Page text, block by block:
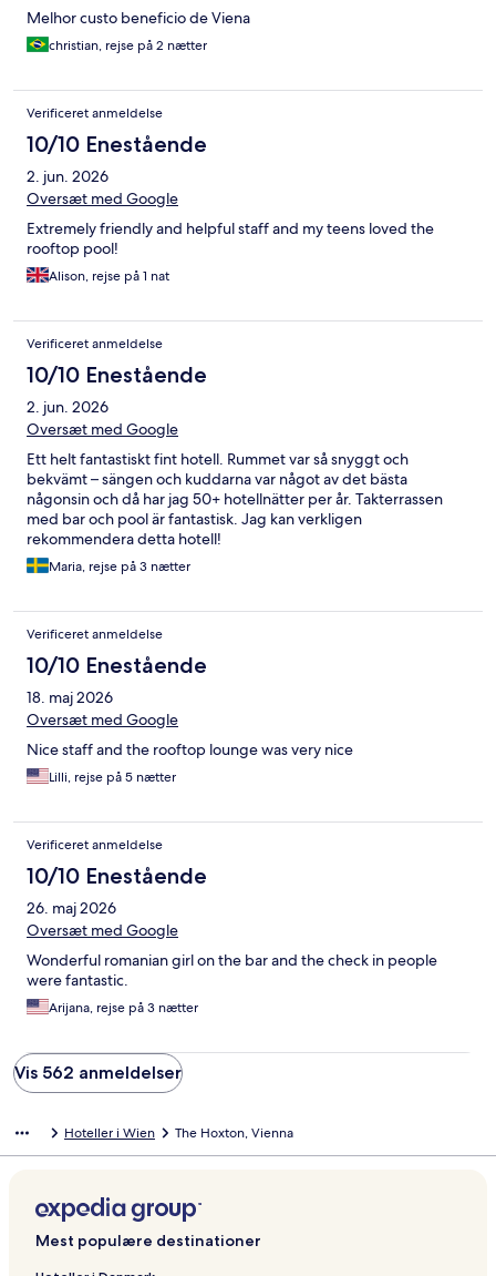
Melhor custo beneficio de Viena
christian, rejse på 2 nætter
Verificeret anmeldelse
10/10 Enestående
2. jun. 2026
Oversæt med Google
Extremely friendly and helpful staff and my teens loved the
rooftop pool!
Alison, rejse på 1 nat
Verificeret anmeldelse
10/10 Enestående
2. jun. 2026
Oversæt med Google
Ett helt fantastiskt fint hotell. Rummet var så snyggt och
bekvämt – sängen och kuddarna var något av det bästa
någonsin och då har jag 50+ hotellnätter per år. Takterrassen
med bar och pool är fantastisk. Jag kan verkligen
rekommendera detta hotell!
Maria, rejse på 3 nætter
Verificeret anmeldelse
10/10 Enestående
18. maj 2026
Oversæt med Google
Nice staff and the rooftop lounge was very nice
Lilli, rejse på 5 nætter
Verificeret anmeldelse
10/10 Enestående
26. maj 2026
Oversæt med Google
Wonderful romanian girl on the bar and the check in people
were fantastic.
Arijana, rejse på 3 nætter
Vis 562 anmeldelser
Hoteller i Wien The Hoxton, Vienna
Mest populære destinationer